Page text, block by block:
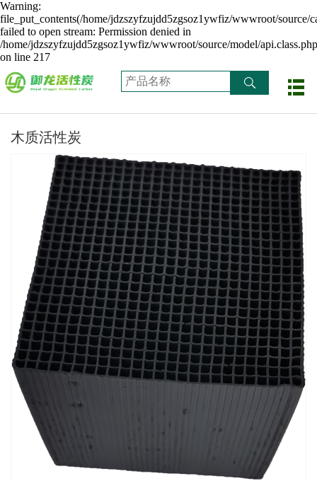
Warning:
file_put_contents(/home/jdzszyfzujdd5zgsoz1ywfiz/wwwroot/source/
failed to open stream: Permission denied in
/home/jdzszyfzujdd5zgsoz1ywfiz/wwwroot/source/model/api.class.php
on line 217
木质活性炭